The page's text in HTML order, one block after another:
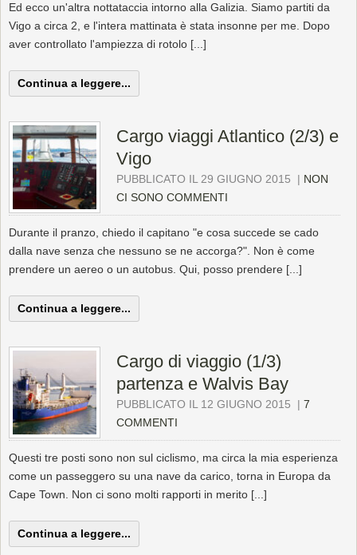
Ed ecco un'altra nottataccia intorno alla Galizia. Siamo partiti da
Vigo a circa 2, e l'intera mattinata è stata insonne per me. Dopo
aver controllato l'ampiezza di rotolo [...]
Continua a leggere...
Cargo viaggi Atlantico (2/3) e
Vigo
PUBBLICATO IL 29 GIUGNO 2015 | NON
CI SONO COMMENTI
Durante il pranzo, chiedo il capitano "e cosa succede se cado
dalla nave senza che nessuno se ne accorga?". Non è come
prendere un aereo o un autobus. Qui, posso prendere [...]
Continua a leggere...
Cargo di viaggio (1/3)
partenza e Walvis Bay
PUBBLICATO IL 12 GIUGNO 2015 | 7
COMMENTI
Questi tre posti sono non sul ciclismo, ma circa la mia esperienza
come un passeggero su una nave da carico, torna in Europa da
Cape Town. Non ci sono molti rapporti in merito [...]
Continua a leggere...